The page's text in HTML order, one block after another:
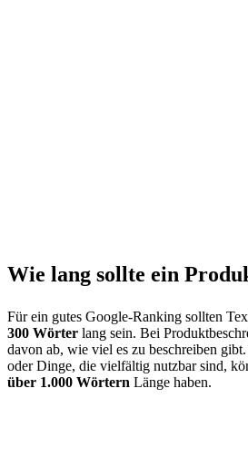
Wie lang sollte ein
Für ein gutes Google-Ranking sollten
300 Wörter lang sein. Bei
davon ab, wie viel es zu beschreiben gibt.
oder Dinge, die vielfältig nutzbar sind,
über 1.000 Wörtern Länge haben.